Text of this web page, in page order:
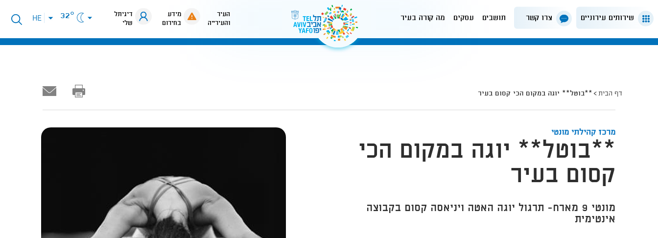
שירותים עירוניים צרו קשר תושבים עסקים מה קורה בעיר
העיר
והעירייה
מידע
בחירום
דיגיתל
שלי
32°
פתיחת
תפריט
HE
דף הבית **בוטל** יוגה במקום הכי קסום בעיר
מרכז קהילתי מונטי
**בוטל** יוגה במקום הכי
קסום בעיר
מונטי 9 מארח- תרגול יוגה האטה ויניאסה קסום בקבוצה
אינטימית